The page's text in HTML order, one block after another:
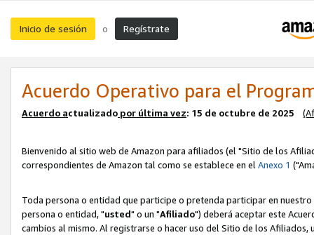
Inicio de sesión o Regístrate
Acuerdo Operativo para el
Acuerdo actualizado por última vez: 15 de octubre de 2025
Bienvenido al sitio web de Amazon para afiliados (el "Sitio de los
correspondientes de Amazon tal como se establece en elAnexo 1
Toda persona o entidad que participe o pretenda participar en
persona o entidad, "usted" o un "Afiliado") deberá aceptar este
cambios al mismo. Al registrarse o hacer uso del Sitio de los